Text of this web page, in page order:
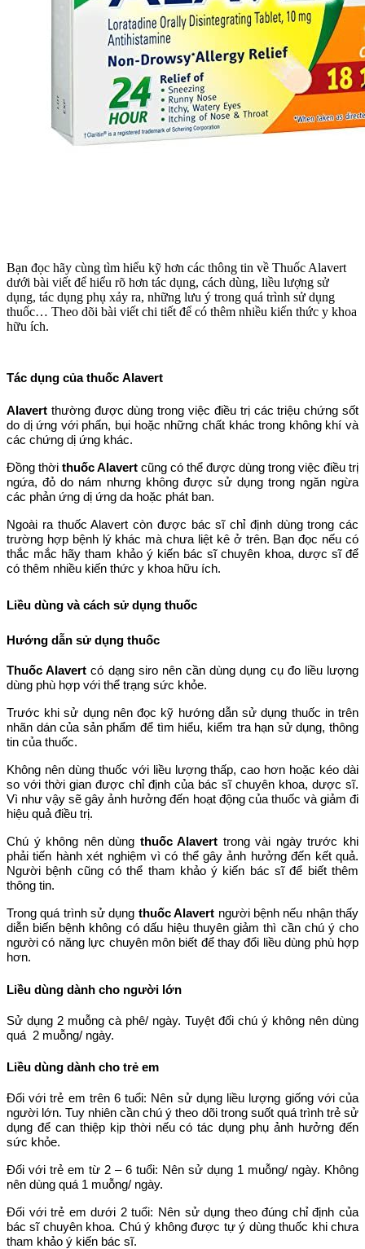
Bạn đọc hãy cùng tìm hiểu kỹ hơn các thông tin về Thuốc Alavert
dưới bài viết để hiểu rõ hơn tác dụng, cách dùng, liều lượng sử
dụng, tác dụng phụ xảy ra, những lưu ý trong quá trình sử dụng
thuốc… Theo dõi bài viết chi tiết để có thêm nhiều kiến thức y khoa
hữu ích.
Tác dụng của thuốc Alavert
Alavert thường được dùng trong việc điều trị các triệu chứng sốt
do dị ứng với phấn, bụi hoặc những chất khác trong không khí và
các chứng dị ứng khác.
Đồng thời thuốc Alavert cũng có thể được dùng trong việc điều trị
ngứa, đỏ do nám nhưng không được sử dụng trong ngăn ngừa
các phản ứng dị ứng da hoặc phát ban.
Ngoài ra thuốc Alavert còn được bác sĩ chỉ định dùng trong các
trường hợp bệnh lý khác mà chưa liệt kê ở trên. Bạn đọc nếu có
thắc mắc hãy tham khảo ý kiến bác sĩ chuyên khoa, dược sĩ để
có thêm nhiều kiến thức y khoa hữu ích.
Liều dùng và cách sử dụng thuốc
Hướng dẫn sử dụng thuốc
Thuốc Alavert có dạng siro nên cần dùng dụng cụ đo liều lượng
dùng phù hợp với thể trạng sức khỏe.
Trước khi sử dụng nên đọc kỹ hướng dẫn sử dụng thuốc in trên
nhãn dán của sản phẩm để tìm hiểu, kiểm tra hạn sử dụng, thông
tin của thuốc.
Không nên dùng thuốc với liều lượng thấp, cao hơn hoặc kéo dài
so với thời gian được chỉ định của bác sĩ chuyên khoa, dược sĩ.
Vì như vậy sẽ gây ảnh hưởng đến hoạt động của thuốc và giảm đi
hiệu quả điều trị.
Chú ý không nên dùng thuốc Alavert trong vài ngày trước khi
phải tiến hành xét nghiệm vì có thể gây ảnh hưởng đến kết quả.
Người bệnh cũng có thể tham khảo ý kiến bác sĩ để biết thêm
thông tin.
Trong quá trình sử dụng thuốc Alavert người bệnh nếu nhận thấy
diễn biến bệnh không có dấu hiệu thuyên giảm thì cần chú ý cho
người có năng lực chuyên môn biết để thay đổi liều dùng phù hợp
hơn.
Liều dùng dành cho người lớn
Sử dụng 2 muỗng cà phê/ ngày. Tuyệt đối chú ý không nên dùng
quá 2 muỗng/ ngày.
Liều dùng dành cho trẻ em
Đối với trẻ em trên 6 tuổi: Nên sử dụng liều lượng giống với của
người lớn. Tuy nhiên cần chú ý theo dõi trong suốt quá trình trẻ sử
dụng để can thiệp kịp thời nếu có tác dụng phụ ảnh hưởng đến
sức khỏe.
Đối với trẻ em từ 2 – 6 tuổi: Nên sử dụng 1 muỗng/ ngày. Không
nên dùng quá 1 muỗng/ ngày.
Đối với trẻ em dưới 2 tuổi: Nên sử dụng theo đúng chỉ định của
bác sĩ chuyên khoa. Chú ý không được tự ý dùng thuốc khi chưa
tham khảo ý kiến bác sĩ.